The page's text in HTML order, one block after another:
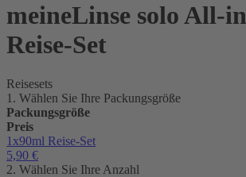
meineLinse solo All-
Reise-Set
Reisesets
1. Wählen Sie Ihre Packungsgröße
Packungsgröße
Preis
1x90ml Reise-Set
5,90 €
2. Wählen Sie Ihre Anzahl